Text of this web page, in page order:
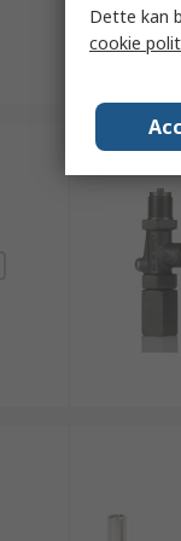
Dette kan
cookie